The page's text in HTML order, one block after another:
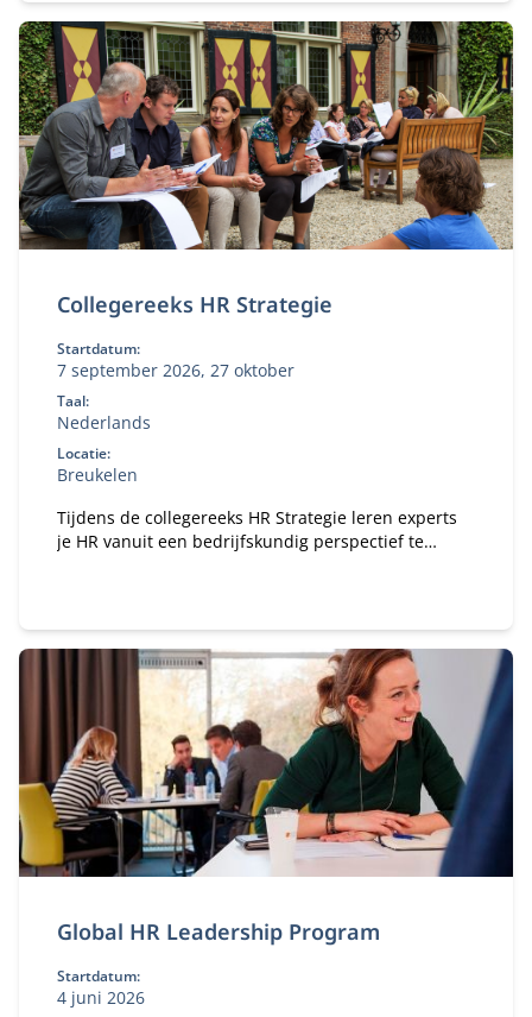
Collegereeks HR Strategie
Startdatum:
7 september 2026, 27 oktober
Taal:
Nederlands
Locatie:
Breukelen
Tijdens de collegereeks HR Strategie leren experts
je HR vanuit een bedrijfskundig perspectief te
Global HR Leadership Program
Startdatum:
4 juni 2026